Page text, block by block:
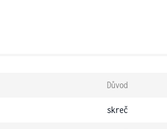
Důvod
skreč